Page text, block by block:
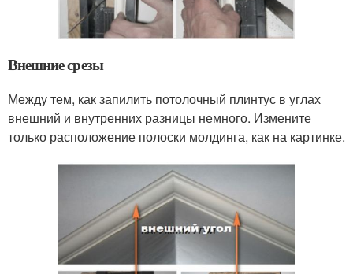
Внешние срезы
Между тем, как запилить потолочный плинтус в углах
внешний и внутренних разницы немного. Измените
только расположение полоски молдинга, как на картинке.